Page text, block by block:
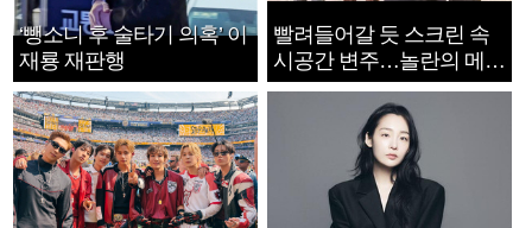
‘뺑소니 후 술타기 의혹’ 이
재룡 재판행
빨려들어갈 듯 스크린 속
시공간 변주…놀란의 메시
지는 ‘전쟁 속죄’